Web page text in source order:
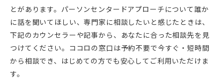
とがあります。パーソンセンタードアプローチについて誰か
に話を聞いてほしい、専門家に相談したいと感じたときは、
下記のカウンセラーや記事から、あなたに合った相談先を見
つけてください。ココロの窓口は予約不要で今すぐ・短時間
から相談でき、はじめての方でも安心してご利用いただけま
す。